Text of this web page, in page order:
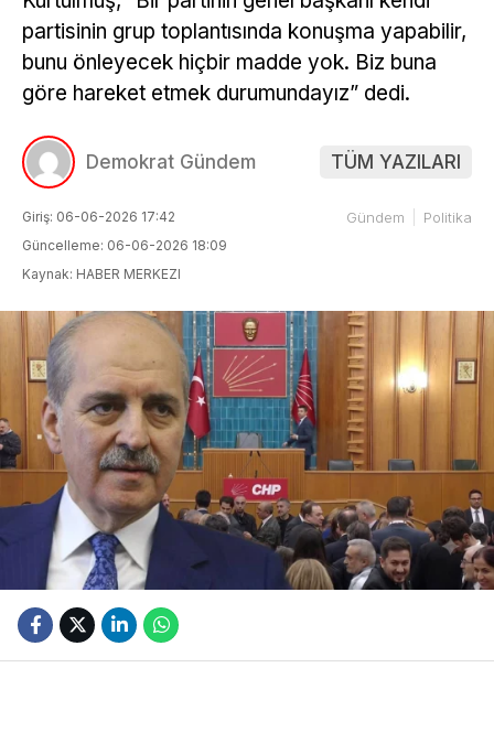
partisinin grup toplantısında konuşma yapabilir,
bunu önleyecek hiçbir madde yok. Biz buna
göre hareket etmek durumundayız” dedi.
Demokrat Gündem TÜM YAZILARI
Giriş: 06-06-2026 17:42
Güncelleme: 06-06-2026 18:09
Kaynak: HABER MERKEZI
Gündem Politika